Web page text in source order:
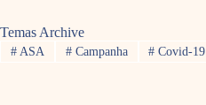
Temas Archive
#ASA #Campanha # Covid-19